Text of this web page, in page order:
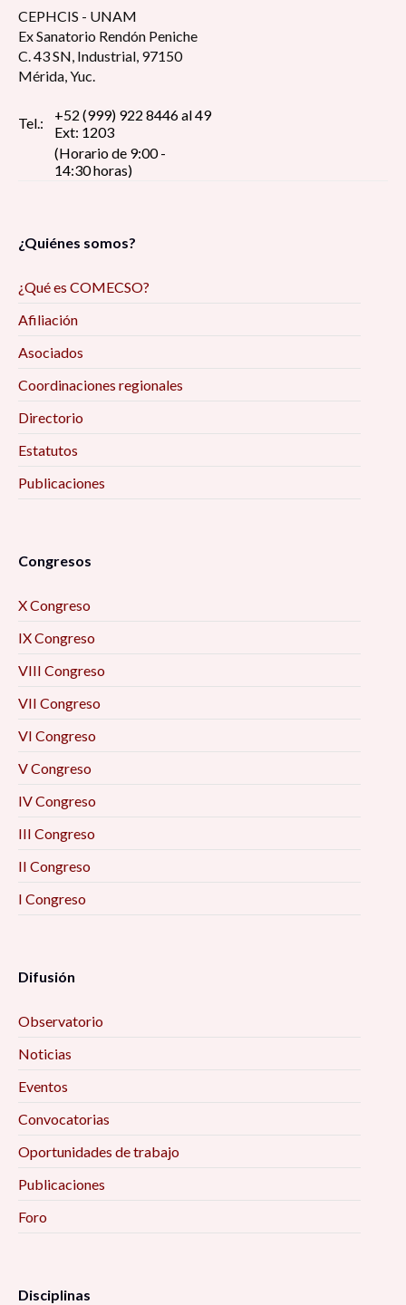
CEPHCIS - UNAM
Ex Sanatorio Rendón Peniche
C. 43 SN, Industrial, 97150
Mérida, Yuc.
Tel.:
+52 (999) 922 8446 al 49
Ext: 1203
(Horario de 9:00 -
14:30 horas)
¿Quiénes somos?
¿Qué es COMECSO?
Afiliación
Asociados
Coordinaciones regionales
Directorio
Estatutos
Publicaciones
Congresos
X Congreso
IX Congreso
VIII Congreso
VII Congreso
VI Congreso
V Congreso
IV Congreso
III Congreso
II Congreso
I Congreso
Difusión
Observatorio
Noticias
Eventos
Convocatorias
Oportunidades de trabajo
Publicaciones
Foro
Disciplinas